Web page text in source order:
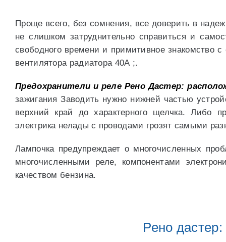
Проще всего, без сомнения, все доверить в
не слишком затруднительно справиться и
свободного времени и примитивное знакомство
вентилятора радиатора 40А ;.
Предохранители и реле Рено Дастер:
зажигания Заводить нужно нижней частью
верхний край до характерного щелчка. Либо
электрика нелады с проводами грозят самыми
Лампочка предупреждает о многочисленных
многочисленными реле, компонентами
качеством бензина.
Рено